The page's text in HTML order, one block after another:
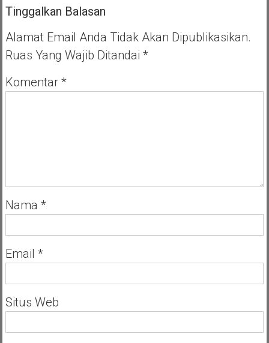
Beri
Kemudahan
Tinggalkan Balasan
Alamat Email Anda Tidak Akan Dipublikasikan.
Ruas Yang Wajib Ditandai *
Komentar *
Nama *
Email *
Situs Web